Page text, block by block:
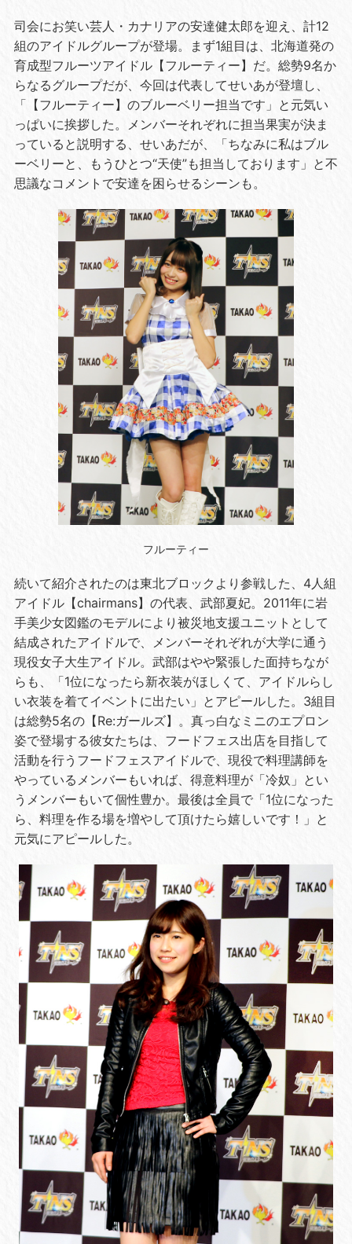
司会にお笑い芸人・カナリアの安達健太郎を迎え、計12
組のアイドルグループが登場。まず1組目は、北海道発の
育成型フルーツアイドル【フルーティー】だ。総勢9名か
らなるグループだが、今回は代表してせいあが登壇し、
「【フルーティー】のブルーベリー担当です」と元気い
っぱいに挨拶した。メンバーそれぞれに担当果実が決ま
っていると説明する、せいあだが、「ちなみに私はブル
ーベリーと、もうひとつ“天使”も担当しております」と不
思議なコメントで安達を困らせるシーンも。
フルーティー
続いて紹介されたのは東北ブロックより参戦した、4人組
アイドル【chairmans】の代表、武部夏妃。2011年に岩
手美少女図鑑のモデルにより被災地支援ユニットとして
結成されたアイドルで、メンバーそれぞれが大学に通う
現役女子大生アイドル。武部はやや緊張した面持ちなが
らも、「1位になったら新衣装がほしくて、アイドルらし
い衣装を着てイベントに出たい」とアピールした。3組目
は総勢5名の【Re:ガールズ】。真っ白なミニのエプロン
姿で登場する彼女たちは、フードフェス出店を目指して
活動を行うフードフェスアイドルで、現役で料理講師を
やっているメンバーもいれば、得意料理が「冷奴」とい
うメンバーもいて個性豊か。最後は全員で「1位になった
ら、料理を作る場を増やして頂けたら嬉しいです！」と
元気にアピールした。